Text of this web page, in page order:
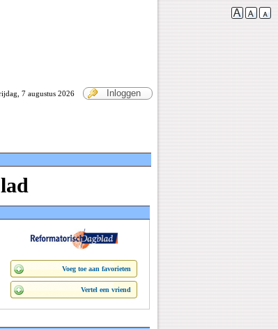
7 augustus 2026 Inloggen
Voeg toe aan favorieten
Vertel een vriend